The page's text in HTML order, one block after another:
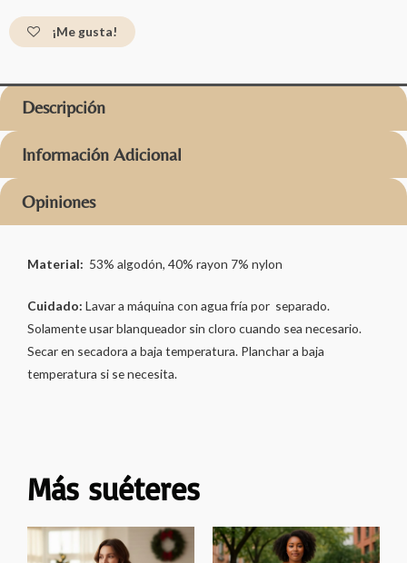
¡Me gusta!
Descripción
Información Adicional
Opiniones
Material: 53% algodón, 40% rayon 7% nylon
Cuidado: Lavar a máquina con agua fría por separado.
Solamente usar blanqueador sin cloro cuando sea necesario.
Secar en secadora a baja temperatura. Planchar a baja
temperatura si se necesita.
Más suéteres